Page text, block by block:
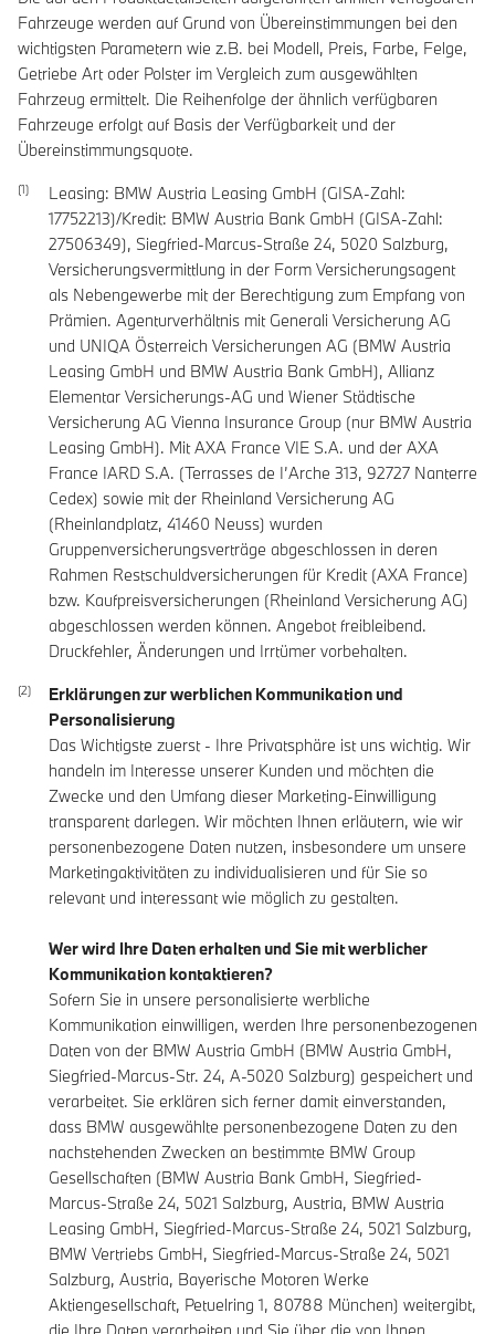
Fahrzeuge werden auf Grund von Übereinstimmungen bei den
wichtigsten Parametern wie z.B. bei Modell, Preis, Farbe, Felge,
Getriebe Art oder Polster im Vergleich zum ausgewählten
Fahrzeug ermittelt. Die Reihenfolge der ähnlich verfügbaren
Fahrzeuge erfolgt auf Basis der Verfügbarkeit und der
Übereinstimmungsquote.
Leasing: BMW Austria Leasing GmbH (GISA-Zahl:
17752213)/Kredit: BMW Austria Bank GmbH (GISA-Zahl:
27506349), Siegfried-Marcus-Straße 24, 5020 Salzburg,
Versicherungsvermittlung in der Form Versicherungsagent
als Nebengewerbe mit der Berechtigung zum Empfang von
Prämien. Agenturverhältnis mit Generali Versicherung AG
und UNIQA Österreich Versicherungen AG (BMW Austria
Leasing GmbH und BMW Austria Bank GmbH), Allianz
Elementar Versicherungs-AG und Wiener Städtische
Versicherung AG Vienna Insurance Group (nur BMW Austria
Leasing GmbH). Mit AXA France VIE S.A. und der AXA
France IARD S.A. (Terrasses de I’Arche 313, 92727 Nanterre
Cedex) sowie mit der Rheinland Versicherung AG
(Rheinlandplatz, 41460 Neuss) wurden
Gruppenversicherungsverträge abgeschlossen in deren
Rahmen Restschuldversicherungen für Kredit (AXA France)
bzw. Kaufpreisversicherungen (Rheinland Versicherung AG)
abgeschlossen werden können. Angebot freibleibend.
Druckfehler, Änderungen und Irrtümer vorbehalten.
Erklärungen zur werblichen Kommunikation und
Personalisierung
Das Wichtigste zuerst - Ihre Privatsphäre ist uns wichtig. Wir
handeln im Interesse unserer Kunden und möchten die
Zwecke und den Umfang dieser Marketing-Einwilligung
transparent darlegen. Wir möchten Ihnen erläutern, wie wir
personenbezogene Daten nutzen, insbesondere um unsere
Marketingaktivitäten zu individualisieren und für Sie so
relevant und interessant wie möglich zu gestalten.
Wer wird Ihre Daten erhalten und Sie mit werblicher
Kommunikation kontaktieren?
Sofern Sie in unsere personalisierte werbliche
Kommunikation einwilligen, werden Ihre personenbezogenen
Daten von der BMW Austria GmbH (BMW Austria GmbH,
Siegfried-Marcus-Str. 24, A-5020 Salzburg) gespeichert und
verarbeitet. Sie erklären sich ferner damit einverstanden,
dass BMW ausgewählte personenbezogene Daten zu den
nachstehenden Zwecken an bestimmte BMW Group
Gesellschaften (BMW Austria Bank GmbH, Siegfried-
Marcus-Straße 24, 5021 Salzburg, Austria, BMW Austria
Leasing GmbH, Siegfried-Marcus-Straße 24, 5021 Salzburg,
BMW Vertriebs GmbH, Siegfried-Marcus-Straße 24, 5021
Salzburg, Austria, Bayerische Motoren Werke
Aktiengesellschaft, Petuelring 1, 80788 München) weitergibt,